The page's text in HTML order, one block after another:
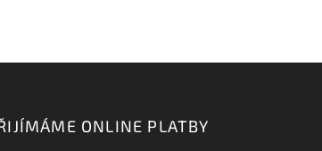
ONLINE PLATBY